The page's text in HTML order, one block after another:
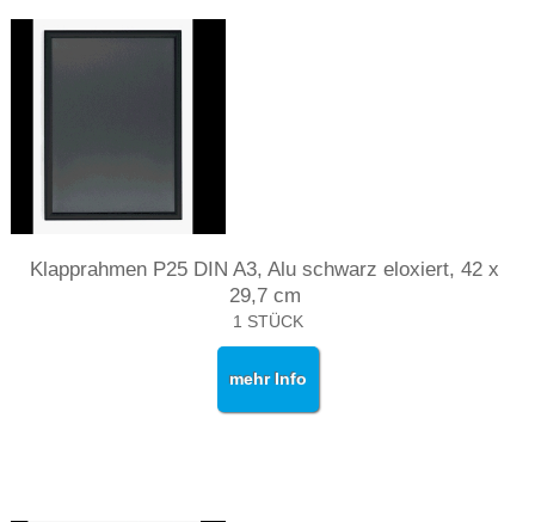
Klapprahmen P25 DIN A3, Alu schwarz eloxiert, 42 x
29,7 cm
1 STÜCK
mehr Info